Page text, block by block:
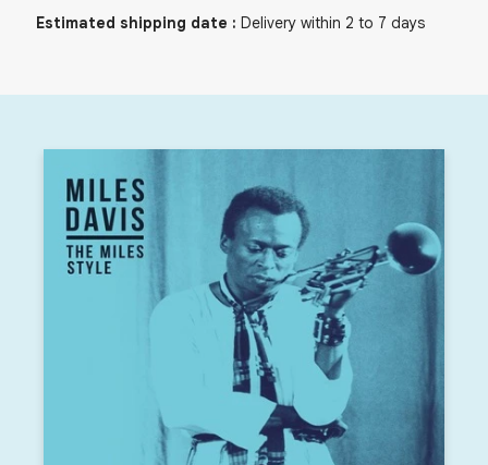
Estimated shipping date : Delivery within 2 to 7 days